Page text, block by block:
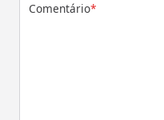
Comentário*